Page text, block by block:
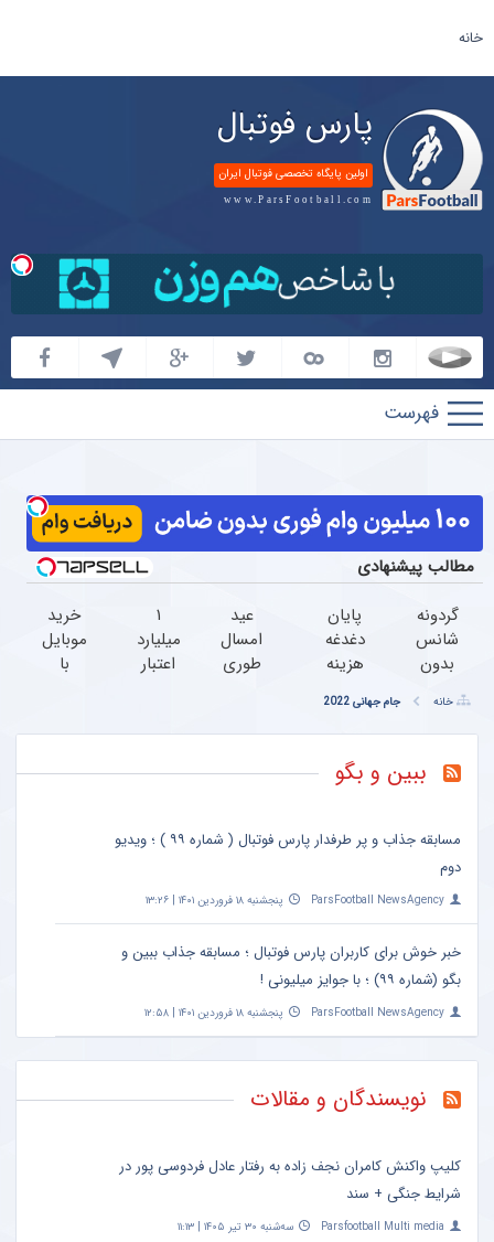
خانه
پارس فوتبال
اولین پایگاه تخصصی فوتبال ایران
www.ParsFootball.com
پارس
فوتبال
مطالب پیشنهادی
گردونه
شانس
بدون
PS5 تا
آیفون17
و بیت
کوین
پایان
دغدغه
هزینه
های
دندان
پزشکی
با پک
سفید
خانگی
عید
امسال
طوری
هیچکس
۱
میلیارد
اعتبار
بدون
خرید
موبایل
با
در ۴
خانه جام جهانی 2022
ببین و بگو
مسابقه جذاب و پر طرفدار پارس فوتبال ( شماره ۹۹ ) ؛ ویدیو
دوم
ParsFootball NewsAgency پنجشنبه ۱۸ فروردین ۱۴۰۱ | ۱۳:۲۶
خبر خوش برای کاربران پارس فوتبال ؛ مسابقه جذاب ببین و
بگو (شماره ۹۹) ؛ با جوایز میلیونی !
ParsFootball NewsAgency پنجشنبه ۱۸ فروردین ۱۴۰۱ | ۱۲:۵۸
نویسندگان و مقالات
کلیپ واکنش کامران نجف زاده به رفتار عادل فردوسی پور در
شرایط جنگی + سند
Parsfootball Multi media سه‌شنبه ۳۰ تیر ۱۴۰۵ | ۱۱:۱۳